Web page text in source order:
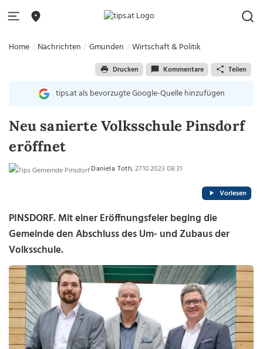
Home Nachrichten Gmunden Wirtschaft & Politik
Drucken Kommentare Teilen
tips.at als bevorzugte Google-Quelle hinzufügen
Neu sanierte Volksschule Pinsdorf
eröffnet
Daniela Toth, 27.10.2023 08:31
Vorlesen
PINSDORF. Mit einer Eröffnungsfeier beging die
Gemeinde den Abschluss des Um- und Zubaus der
Volksschule.